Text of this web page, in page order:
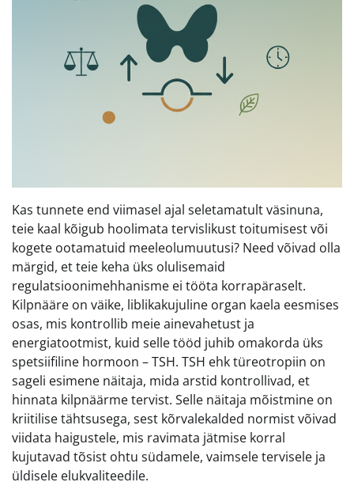
Kas tunnete end viimasel ajal seletamatult väsinuna,
teie kaal kõigub hoolimata tervislikust toitumisest või
kogete ootamatuid meeleolumuutusi? Need võivad olla
märgid, et teie keha üks olulisemaid
regulatsioonimehhanisme ei tööta korrapäraselt.
Kilpnääre on väike, liblikakujuline organ kaela eesmises
osas, mis kontrollib meie ainevahetust ja
energiatootmist, kuid selle tööd juhib omakorda üks
spetsiifiline hormoon – TSH. TSH ehk türeotropiin on
sageli esimene näitaja, mida arstid kontrollivad, et
hinnata kilpnäärme tervist. Selle näitaja mõistmine on
kriitilise tähtsusega, sest kõrvalekalded normist võivad
viidata haigustele, mis ravimata jätmise korral
kujutavad tõsist ohtu südamele, vaimsele tervisele ja
üldisele elukvaliteedile.